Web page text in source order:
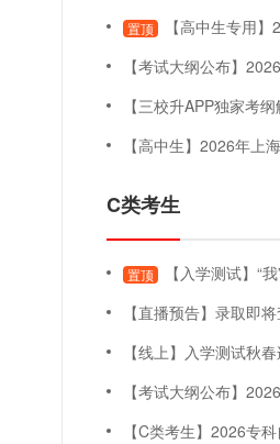
置顶
【高中生专用
【考试大纲公布】2026年上
【三校升APP独家考纲解
【高中生】2026年上海三月自主
C类考生
置顶
【入学测试】“
【直播预告】录取即将查询！五月未录取怎
【线上】入学测试秋春连贯
【考试大纲公布】2026年上
【C类考生】2026专